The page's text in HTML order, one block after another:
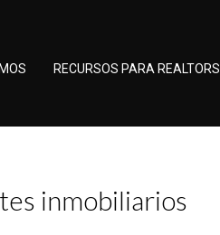
RECURSOS PARA REALTORS
inmobiliarios